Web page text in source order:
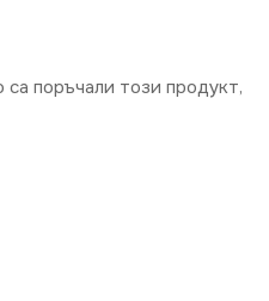
поръчали този продукт,